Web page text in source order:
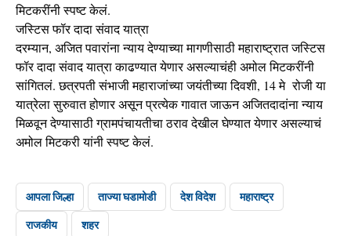
मिटकरींनी स्पष्ट केलं.
जस्टिस फॉर दादा संवाद यात्रा
दरम्यान, अजित पवारांना न्याय देण्याच्या मागणीसाठी महाराष्ट्रात जस्टिस
फॉर दादा संवाद यात्रा काढण्यात येणार असल्याचंही अमोल मिटकरींनी
सांगितलं. छत्रपती संभाजी महाराजांच्या जयंतीच्या दिवशी, 14 मे रोजी या
यात्रेला सुरुवात होणार असून प्रत्येक गावात जाऊन अजितदादांना न्याय
मिळवून देण्यासाठी ग्रामपंचायतीचा ठराव देखील घेण्यात येणार असल्याचं
अमोल मिटकरी यांनी स्पष्ट केलं.
आपला जिल्हा ताज्या घडामोडी देश विदेश महाराष्ट्र
राजकीय शहर